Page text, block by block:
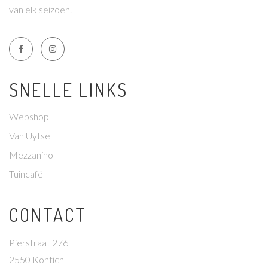
van elk seizoen.
SNELLE LINKS
Webshop
Van Uytsel
Mezzanino
Tuincafé
CONTACT
Pierstraat 276
2550 Kontich